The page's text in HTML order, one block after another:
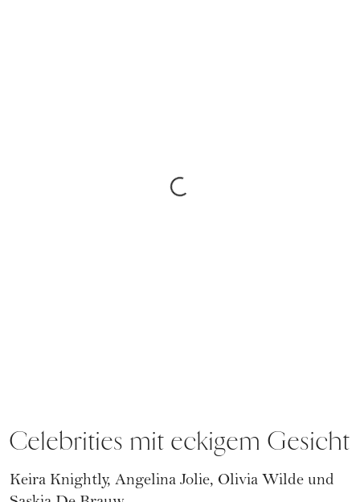
Celebrities mit eckigem Gesicht
Keira Knightly, Angelina Jolie, Olivia Wilde und